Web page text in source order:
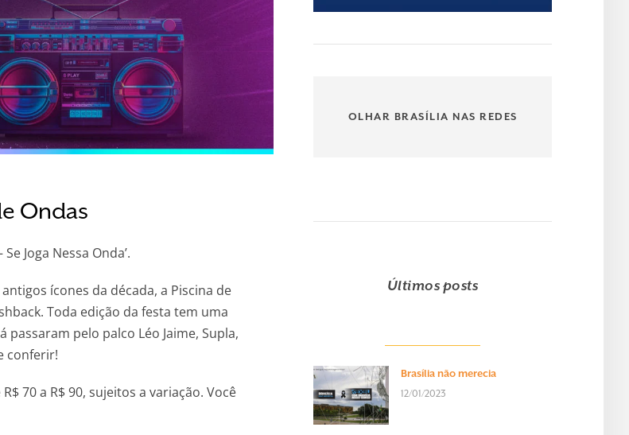
Ondas
Joga Nessa Onda’.
ícones da década, a Piscina de
Toda edição da festa tem uma
pelo palco Léo Jaime, Supla,
conferir!
70 a R$ 90, sujeitos a variação. Você
OLHAR BRASÍLIA NAS REDES
Últimos posts
Brasília não merecia
12/01/2023